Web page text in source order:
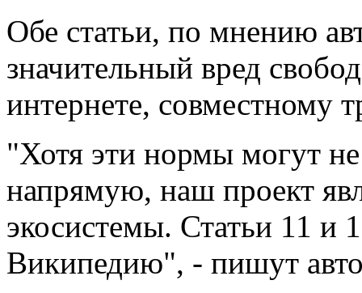
Обе статьи, по мнению
значительный вред
интернете, совместному
"Хотя эти нормы могут
напрямую, наш проект
экосистемы. Статьи 11 и
Википедию", - пишут